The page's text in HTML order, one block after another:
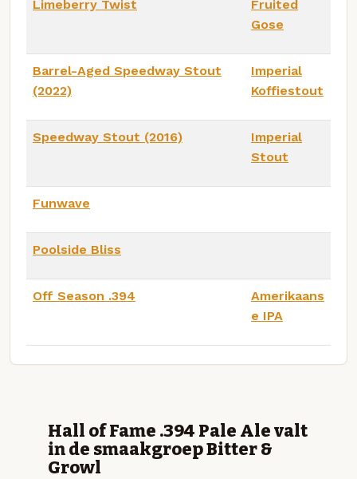
Limeberry Twist
Fruited
Gose
Barrel-Aged Speedway Stout
(2022)
Imperial
Koffiestout
Speedway Stout (2016)
Imperial
Stout
Funwave
Poolside Bliss
Off Season .394
Amerikaans
e IPA
Hall of Fame .394 Pale Ale valt
in de smaakgroep Bitter &
Growl